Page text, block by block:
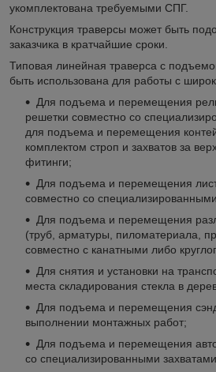
укомплектована требуемыми СПГ.
Конструкция траверсы может быть
заказчика в кратчайшие сроки.
Типовая линейная траверса с
быть использована для работы с
Для подъема и перемещения
решетки совместно со
для подъема и перемещения
комплектом строп и захватов за
фитинги;
Для подъема и перемещения
совместно со
Для подъема и перемещения
(труб, арматуры, пиломатериала,
совместно с канатными либо
Для снятия и установки на
места складирования стекла в
Для подъема и перемещения
выполнении монтажных работ;
Для подъема и перемещения
со специализированными захватами.